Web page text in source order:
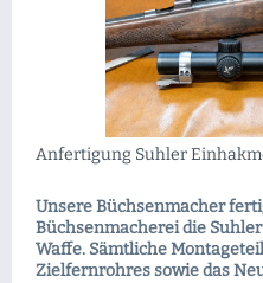
Anfertigung Suhler
Unsere Büchsenmacher
Büchsenmacherei die
Waffe. Sämtliche
Zielfernrohres sowie das